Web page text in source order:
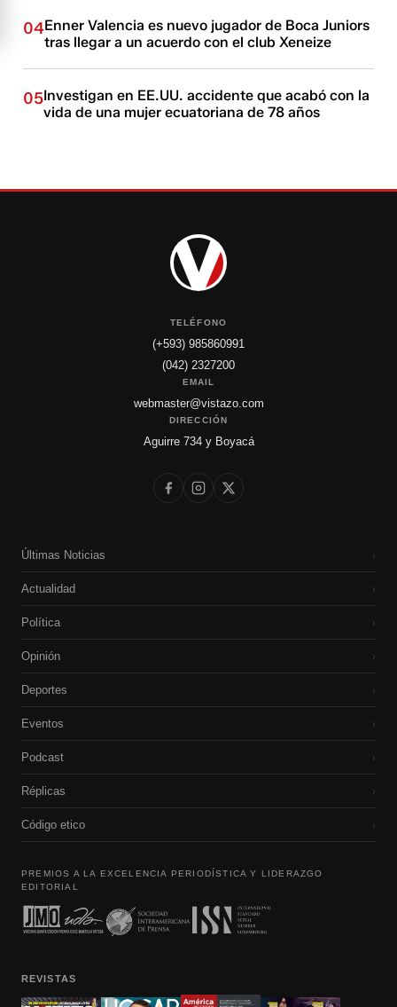
04Enner Valencia es nuevo jugador de Boca Juniors
tras llegar a un acuerdo con el club Xeneize
05Investigan en EE.UU. accidente que acabó con la
vida de una mujer ecuatoriana de 78 años
TELÉFONO
(+593) 985860991
(042) 2327200
EMAIL
webmaster@vistazo.com
DIRECCIÓN
Aguirre 734 y Boyacá
Últimas Noticias ›
Actualidad ›
Política ›
Opinión ›
Deportes ›
Eventos ›
Podcast ›
Réplicas ›
Código etico ›
PREMIOS A LA EXCELENCIA PERIODÍSTICA Y LIDERAZGO
EDITORIAL
REVISTAS